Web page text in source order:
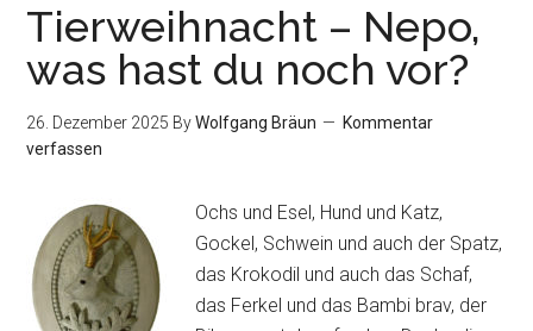
Tierweihnacht – Nepo,
was hast du noch vor?
26. Dezember 2025 ByWolfgang Bräun
Kommentar
verfassen
Ochs und Esel, Hund und Katz,
Gockel, Schwein und auch der Spatz,
das Krokodil und auch das Schaf,
das Ferkel und das Bambi brav, der